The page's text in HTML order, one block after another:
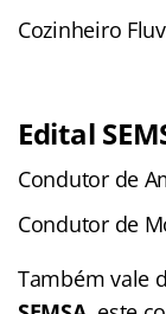
Cozinheiro
Edital
Condutor de
Condutor de
Também vale